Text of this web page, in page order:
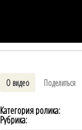
О видео Поделиться
Категория ролика:
Рубрика: